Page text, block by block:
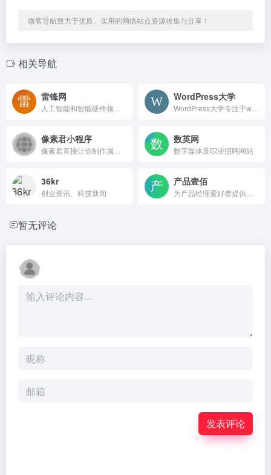
微客导航致力于优质、实用的网络站点资源收集与分享！
相关导航
雷锋网 WordPress大学
像素君小程序 数英网
数字媒体及职业招聘网站
36kr
创业资讯、科技新闻
产品壹佰
暂无评论
发表评论